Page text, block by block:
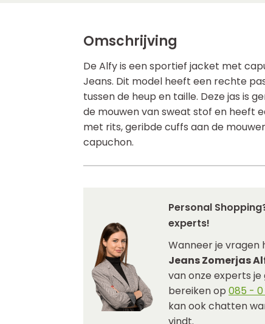
Omschrijving
De Alfy is een sportief jacket met
Jeans. Dit model heeft een rechte
tussen de heup en taille. Deze jas is
de mouwen van sweat stof en heeft
met rits, geribde cuffs aan de
capuchon.
Personal
experts!
Wanneer je vragen
Jeans Zomerjas
van onze experts je
bereiken op 085 - 0
kan ook chatten